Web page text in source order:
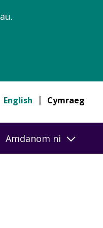
English Cymraeg
Amdanom ni